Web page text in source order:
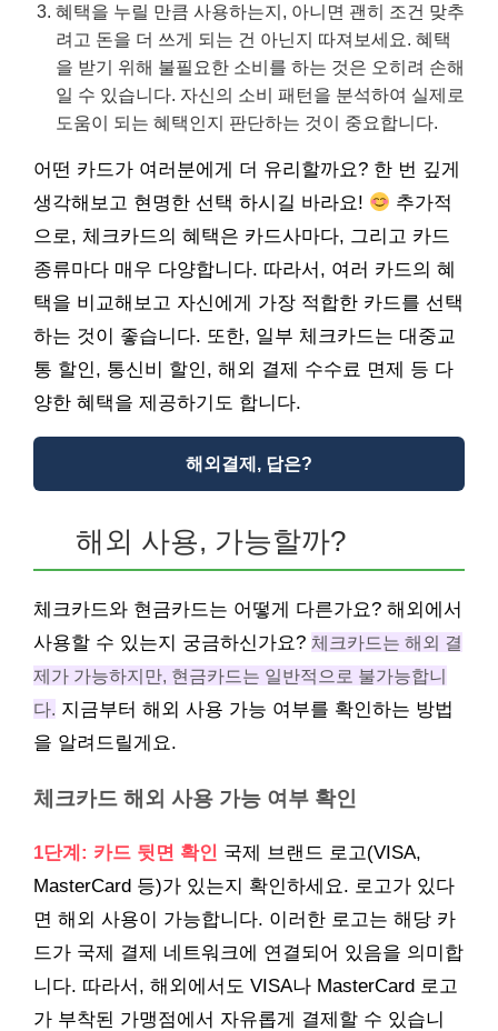
혜택을 누릴 만큼 사용하는지, 아니면 괜히 조건 맞추
려고 돈을 더 쓰게 되는 건 아닌지 따져보세요. 혜택
을 받기 위해 불필요한 소비를 하는 것은 오히려 손해
일 수 있습니다. 자신의 소비 패턴을 분석하여 실제로
도움이 되는 혜택인지 판단하는 것이 중요합니다.
어떤 카드가 여러분에게 더 유리할까요? 한 번 깊게
생각해보고 현명한 선택 하시길 바라요!
추가적
으로, 체크카드의 혜택은 카드사마다, 그리고 카드
종류마다 매우 다양합니다. 따라서, 여러 카드의 혜
택을 비교해보고 자신에게 가장 적합한 카드를 선택
하는 것이 좋습니다. 또한, 일부 체크카드는 대중교
통 할인, 통신비 할인, 해외 결제 수수료 면제 등 다
양한 혜택을 제공하기도 합니다.
해외결제, 답은?
해외 사용, 가능할까?
체크카드와 현금카드는 어떻게 다른가요? 해외에서
사용할 수 있는지 궁금하신가요? 체크카드는 해외 결
제가 가능하지만, 현금카드는 일반적으로 불가능합니
다. 지금부터 해외 사용 가능 여부를 확인하는 방법
을 알려드릴게요.
체크카드 해외 사용 가능 여부 확인
1단계: 카드 뒷면 확인 국제 브랜드 로고(VISA,
MasterCard 등)가 있는지 확인하세요. 로고가 있다
면 해외 사용이 가능합니다. 이러한 로고는 해당 카
드가 국제 결제 네트워크에 연결되어 있음을 의미합
니다. 따라서, 해외에서도 VISA나 MasterCard 로고
가 부착된 가맹점에서 자유롭게 결제할 수 있습니